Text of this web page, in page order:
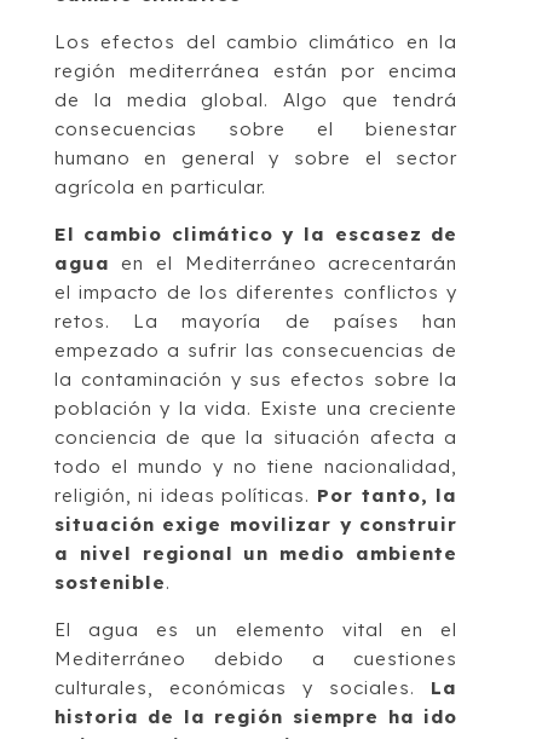
Los efectos del cambio climático en la
región mediterránea están por encima
de la media global. Algo que tendrá
consecuencias sobre el bienestar
humano en general y sobre el sector
agrícola en particular.
El cambio climático y la escasez de
agua en el Mediterráneo acrecentarán
el impacto de los diferentes conflictos y
retos. La mayoría de países han
empezado a sufrir las consecuencias de
la contaminación y sus efectos sobre la
población y la vida. Existe una creciente
conciencia de que la situación afecta a
todo el mundo y no tiene nacionalidad,
religión, ni ideas políticas. Por tanto, la
situación exige movilizar y construir
a nivel regional un medio ambiente
sostenible.
El agua es un elemento vital en el
Mediterráneo debido a cuestiones
culturales, económicas y sociales. La
historia de la región siempre ha ido